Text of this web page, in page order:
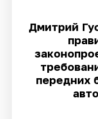
Дмитрий
передних